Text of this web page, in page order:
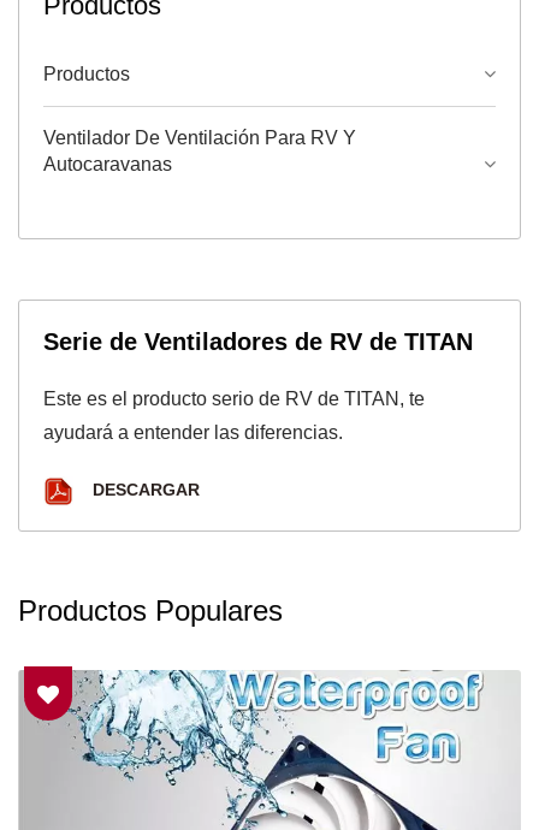
Productos
Ventilador De Ventilación Para RV Y
Autocaravanas
Serie de Ventiladores de RV de TITAN
Este es el producto serio de RV de TITAN, te
ayudará a entender las diferencias.
DESCARGAR
Productos Populares